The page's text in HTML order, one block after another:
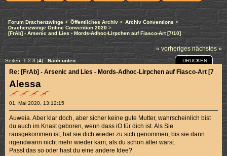
Forum Drachenzwinge > Öffentliches Archiv> Archiv Conventions >
Drachenzwinge Online Convention 2020 >
[FrAb] - Arsenic and Lies - Mords-Adhoc-Lirpchen auf Fiasco-Art [7/10]
« vorheriges nächstes »
Seiten: 1 2 3 [4] Nach unten DRUCKEN
Alessa
01. Mai 2020, 13:12:15
Re: [FrAb] - Arsenic and Lies - Mords-Adhoc-Lirpchen auf Fiasco-Art [7/10]
Auweia. Aber klar doch, aber sicher keine gute Mutter, wahrscheinlich bist
du auch im Knast geboren, wenn dass iO für dich ist. Als Sie
rausgekommen ist, hat sie dich wieder zu sich genommen, bis sie dann
irgendwann nicht mehr wieder kam, als du schon älter warst.
Passt das so oder hast du eine andere Idee?